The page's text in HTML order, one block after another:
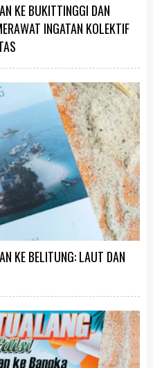
KE BUKITTINGGI DAN
INGATAN KOLEKTIF
KE BELITUNG: LAUT DAN